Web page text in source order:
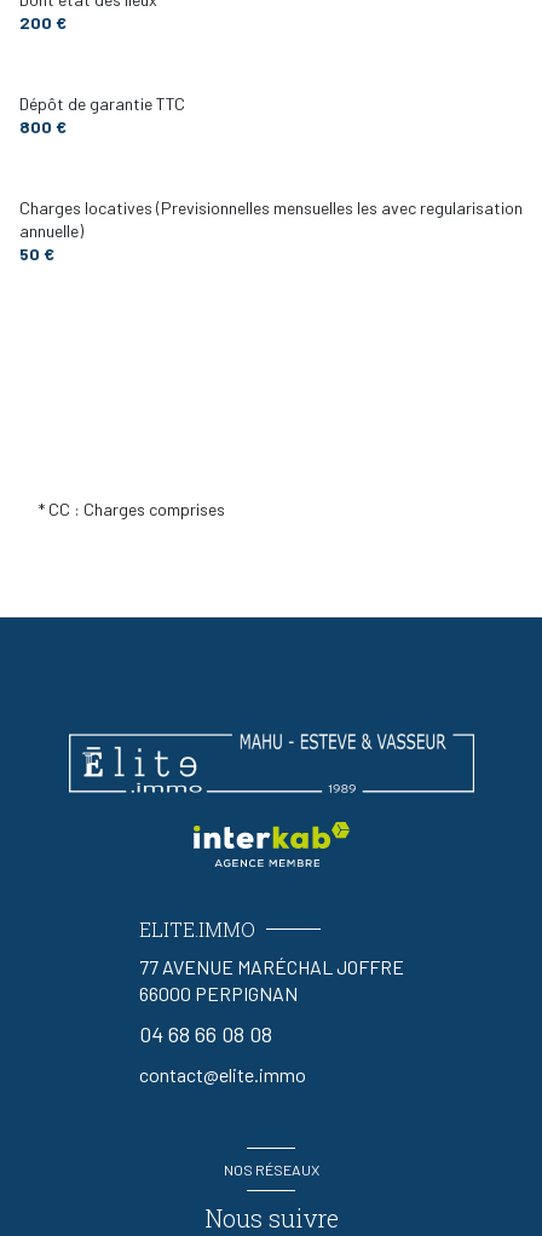
200 €
Dépôt de garantie TTC
800 €
Charges locatives (Previsionnelles mensuelles les avec regularisation
annuelle)
50 €
* CC : Charges comprises
ELITE.IMMO
77 AVENUE MARÉCHAL JOFFRE
66000 PERPIGNAN
04 68 66 08 08
contact@elite.immo
NOS RÉSEAUX
Nous suivre